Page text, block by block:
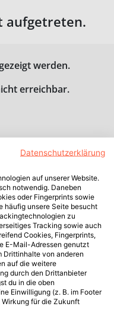
aufgetreten.
werden.
erreichbar.
Datenschutzerklärung
auf unserer Website.
notwendig. Daneben
oder Fingerprints sowie
häufig unsere Seite besucht
zu
Tracking sowie auch
Cookies, Fingerprints,
E-Mail-Adressen genutzt
Drittinhalte von anderen
auf die weitere
durch den Drittanbieter
du in die oben
Einwilligung (z. B. im Footer
für die Zukunft